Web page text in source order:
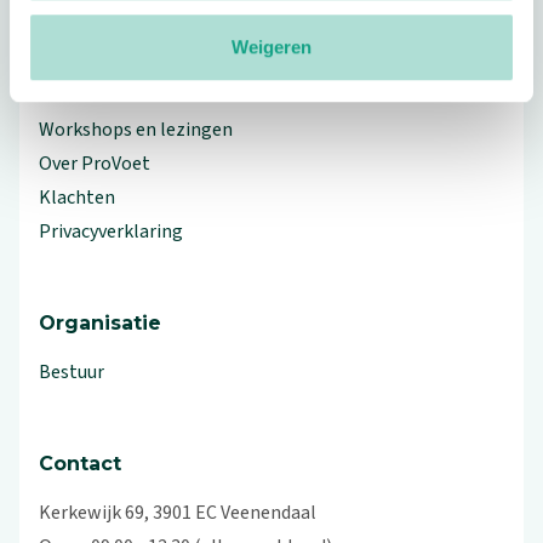
Weigeren
Branche Informatiecentrum
Workshops en lezingen
Over ProVoet
Klachten
Privacyverklaring
Organisatie
Bestuur
Contact
Kerkewijk 69, 3901 EC Veenendaal